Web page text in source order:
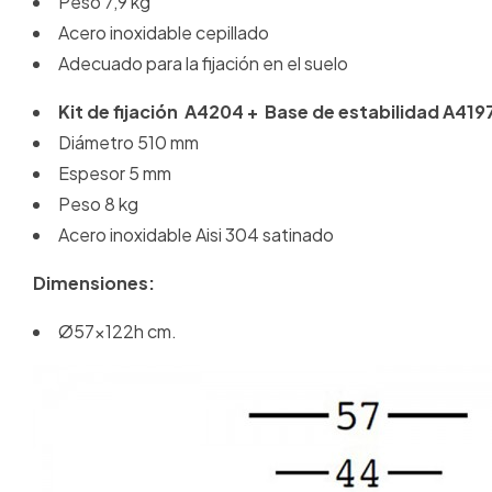
Acero inoxidable cepillado
Adecuado para la fijación en el suelo
Kit de fijación A4204 + Base de estabilidad
Diámetro 510 mm
Espesor 5 mm
Peso 8 kg
Acero inoxidable Aisi 304 satinado
Dimensiones:
Ø57x122h cm.